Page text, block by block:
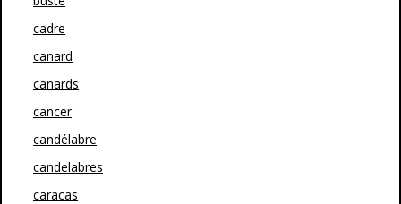
cadre
canard
canards
cancer
candélabre
candelabres
caracas